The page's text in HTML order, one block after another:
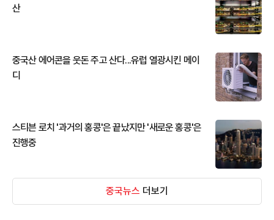
산
중국산 에어콘을 웃돈 주고 산다...유럽 열광시킨 메이
디
스티븐 로치 '과거의 홍콩'은 끝났지만 '새로운 홍콩'은
진행중
중국뉴스 더보기